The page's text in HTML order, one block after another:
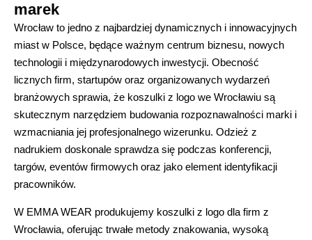
marek
Wrocław to jedno z najbardziej dynamicznych i innowacyjnych
miast w Polsce, będące ważnym centrum biznesu, nowych
technologii i międzynarodowych inwestycji. Obecność
licznych firm, startupów oraz organizowanych wydarzeń
branżowych sprawia, że koszulki z logo we Wrocławiu są
skutecznym narzędziem budowania rozpoznawalności marki i
wzmacniania jej profesjonalnego wizerunku. Odzież z
nadrukiem doskonale sprawdza się podczas konferencji,
targów, eventów firmowych oraz jako element identyfikacji
pracowników.
W EMMA WEAR produkujemy koszulki z logo dla firm z
Wrocławia, oferując trwałe metody znakowania, wysoką